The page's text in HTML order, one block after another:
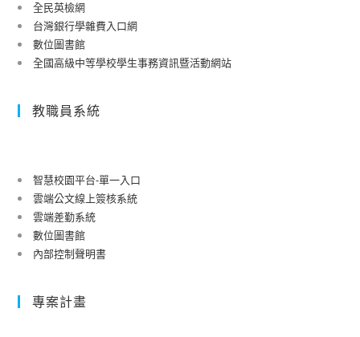
全民英檢網
台灣銀行學雜費入口網
數位圖書館
全國高級中等學校學生事務資訊暨活動網站
教職員系統
智慧校園平台-單一入口
雲端公文線上簽核系統
雲端差勤系統
數位圖書館
內部控制聲明書
專案計畫